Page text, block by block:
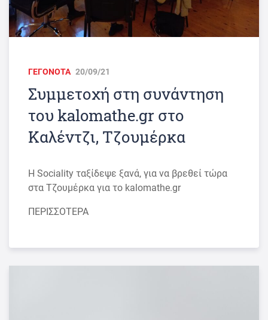
ΓΕΓΟΝΟΤΑ 20/09/21
Συμμετοχή στη συνάντηση
του kalomathe.gr στο
Καλέντζι, Τζουμέρκα
Η Sociality ταξίδεψε ξανά, για να βρεθεί τώρα
στα Τζουμέρκα για το kalomathe.gr
ΠΕΡΙΣΣΟΤΕΡΑ